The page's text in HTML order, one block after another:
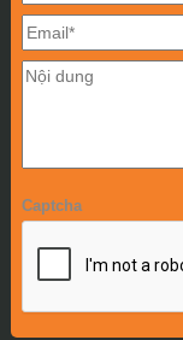
Captcha